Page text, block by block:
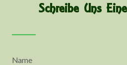
Schreibe Uns
Name